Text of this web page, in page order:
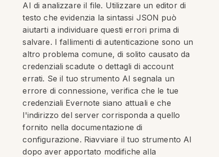
AI di analizzare il file. Utilizzare un editor di
testo che evidenzia la sintassi JSON può
aiutarti a individuare questi errori prima di
salvare. I fallimenti di autenticazione sono un
altro problema comune, di solito causato da
credenziali scadute o dettagli di account
errati. Se il tuo strumento AI segnala un
errore di connessione, verifica che le tue
credenziali Evernote siano attuali e che
l'indirizzo del server corrisponda a quello
fornito nella documentazione di
configurazione. Riavviare il tuo strumento AI
dopo aver apportato modifiche alla